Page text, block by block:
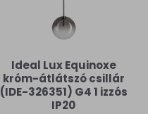
Ideal Lux Equinoxe
króm-átlátszó csillár
(IDE-326351) G4 1 izzós
IP20